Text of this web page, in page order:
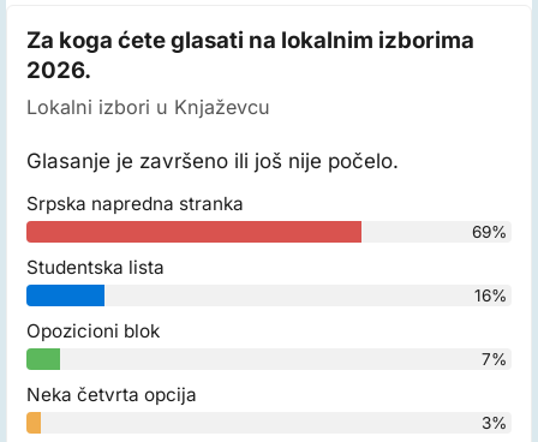
Za koga ćete glasati na lokalnim izborima
2026.
Lokalni izbori u Knjaževcu
Glasanje je završeno ili još nije počelo.
Srpska napredna stranka
69%
Studentska lista
16%
Opozicioni blok
7%
Neka četvrta opcija
3%